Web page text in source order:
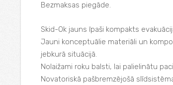
Bezmaksas piegāde.
Skid-Ok jauns īpaši kompakts
Jauni konceptuālie materiāli un
jebkurā situācijā.
Nolaižami roku balsti, lai palielinātu
Novatoriskā pašbremzējošā